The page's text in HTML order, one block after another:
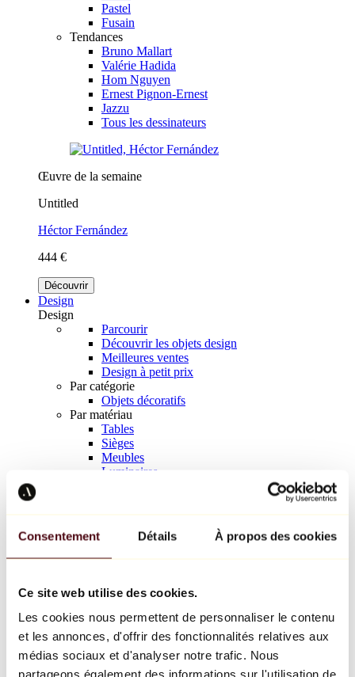
Consentement Détails À propos des cookies
Ce site web utilise des cookies.
Les cookies nous permettent de personnaliser le contenu
et les annonces, d'offrir des fonctionnalités relatives aux
médias sociaux et d'analyser notre trafic. Nous
partageons également des informations sur l'utilisation de
Pastel
Fusain
Tendances
Bruno Mallart
Valérie Hadida
Hom Nguyen
Ernest Pignon-Ernest
Jazzu
Tous les dessinateurs
Œuvre de la semaine
Untitled
Héctor Fernández
444 €
Découvrir
Design
Design
Parcourir
Découvrir les objets design
Meilleures ventes
Design à petit prix
Par catégorie
Objets décoratifs
Par matériau
Tables
Sièges
Meubles
Luminaires
Richard Orlinski
Keith Haring
Jeff Koons
Jean-Michel Basquiat
Tous les designers
Œuvre de la semaine